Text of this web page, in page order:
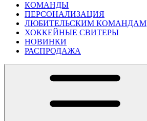
КОМАНДЫ
ПЕРСОНАЛИЗАЦИЯ
ЛЮБИТЕЛЬСКИМ КОМАНДАМ
ХОККЕЙНЫЕ СВИТЕРЫ
НОВИНКИ
РАСПРОДАЖА